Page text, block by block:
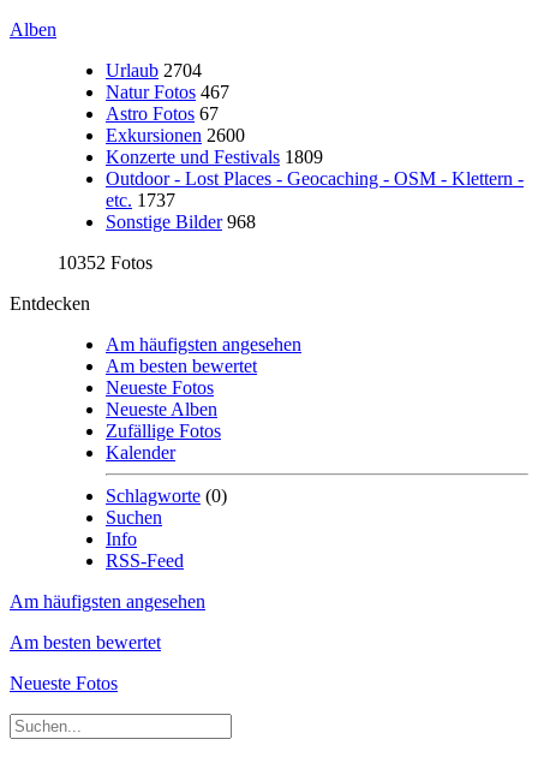
Alben
Urlaub 2704
Natur Fotos 467
Astro Fotos 67
Exkursionen 2600
Konzerte und Festivals 1809
Outdoor - Lost Places - Geocaching - OSM - Klettern -
etc. 1737
Sonstige Bilder 968
10352 Fotos
Entdecken
Am häufigsten angesehen
Am besten bewertet
Neueste Fotos
Neueste Alben
Zufällige Fotos
Kalender
Schlagworte (0)
Suchen
Info
RSS-Feed
Am häufigsten angesehen
Am besten bewertet
Neueste Fotos